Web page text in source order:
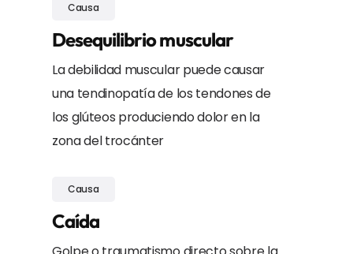
Causa
Desequilibrio muscular
La debilidad muscular puede causar
una tendinopatía de los tendones de
los glúteos produciendo dolor en la
zona del trocánter
Causa
Caída